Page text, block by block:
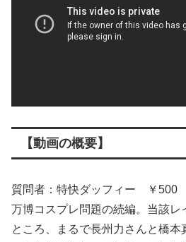
【動画の概要】
質問者：特快ダッフィー ￥500
万博コスプレ問題の続編。当該レ
ところ、まるで長州力さんと橋本